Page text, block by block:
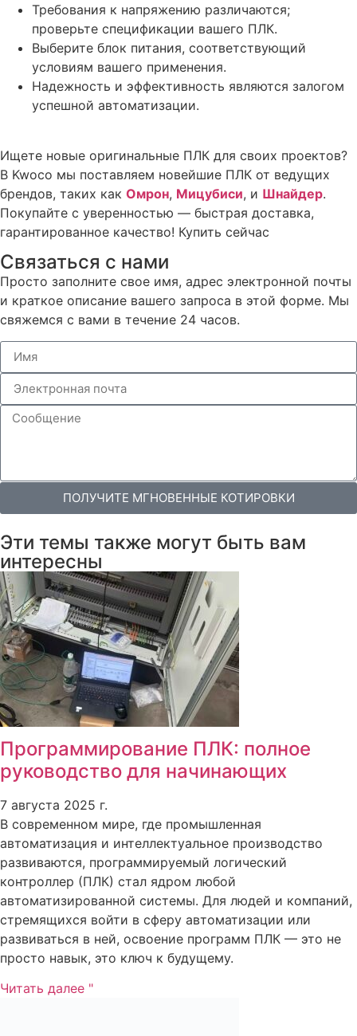
Требования к напряжению различаются;
проверьте спецификации вашего ПЛК.
Выберите блок питания, соответствующий
условиям вашего применения.
Надежность и эффективность являются залогом
успешной автоматизации.
Ищете новые оригинальные ПЛК для своих проектов?
В Kwoco мы поставляем новейшие ПЛК от ведущих
брендов, таких как Омрон, Мицубиси, и Шнайдер.
Покупайте с уверенностью — быстрая доставка,
гарантированное качество! Купить сейчас
Связаться с нами
Просто заполните свое имя, адрес электронной почты
и краткое описание вашего запроса в этой форме. Мы
свяжемся с вами в течение 24 часов.
ПОЛУЧИТЕ МГНОВЕННЫЕ КОТИРОВКИ
Эти темы также могут быть вам
интересны
Программирование ПЛК: полное
руководство для начинающих
7 августа 2025 г.
В современном мире, где промышленная
автоматизация и интеллектуальное производство
развиваются, программируемый логический
контроллер (ПЛК) стал ядром любой
автоматизированной системы. Для людей и компаний,
стремящихся войти в сферу автоматизации или
развиваться в ней, освоение программ ПЛК — это не
просто навык, это ключ к будущему.
Читать далее "